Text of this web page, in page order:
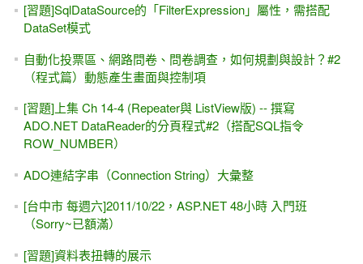
[習題]SqlDataSource的「FilterExpression」屬性，需搭配
DataSet模式
自動化投票區、網路問卷、問卷調查，如何規劃與設計？#2
（程式篇）動態產生畫面與控制項
[習題]上集 Ch 14-4 (Repeater與 ListView版) -- 撰寫
ADO.NET DataReader的分頁程式#2（搭配SQL指令
ROW_NUMBER）
ADO連結字串（Connection String）大彙整
[台中市 每週六]2011/10/22，ASP.NET 48小時 入門班
（Sorry~已額滿）
[習題]資料表扭轉的展示